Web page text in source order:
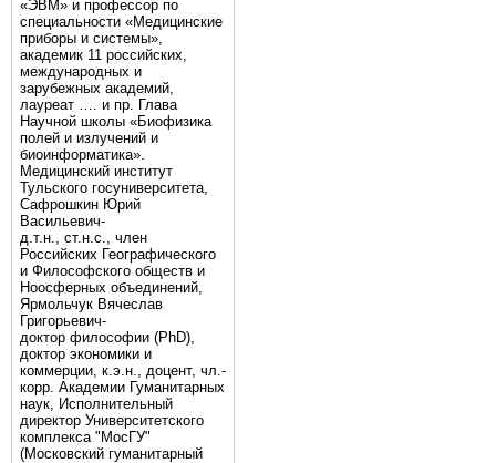
«ЭВМ» и профессор по
специальности «Медицинские
приборы и системы»,
академик 11 российских,
международных и
зарубежных академий,
лауреат …. и пр. Глава
Научной школы «Биофизика
полей и излучений и
биоинформатика».
Медицинский институт
Тульского госуниверситета,
Сафрошкин Юрий
Васильевич-
д.т.н., ст.н.с., член
Российских Географического
и Философского обществ и
Ноосферных объединений,
Ярмольчук Вячеслав
Григорьевич-
доктор философии (PhD),
доктор экономики и
коммерции, к.э.н., доцент, чл.-
корр. Академии Гуманитарных
наук, Исполнительный
директор Университетского
комплекса "МосГУ"
(Московский гуманитарный